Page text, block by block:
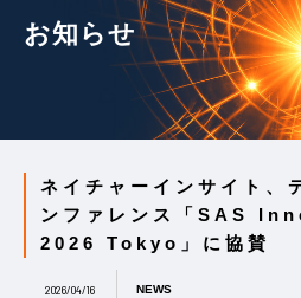
お知らせ
ネイチャーインサイト、
ンファレンス「SAS
2026 Tokyo」に協賛
2026/04/16 NEWS